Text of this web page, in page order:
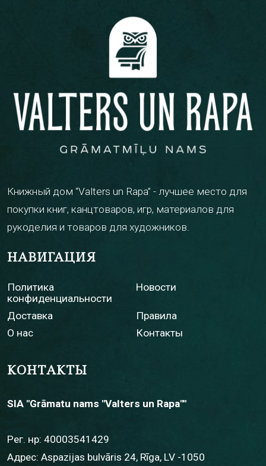
Книжный дом “Valters un Rapa” - лучшее место для
покупки книг, канцтоваров, игр, материалов для
рукоделия и товаров для художников.
НАВИГАЦИЯ
Политика
конфиденциальности
Новости
Доставка
Правила
О нас
Контакты
КОНТАКТЫ
SIA "Grāmatu nams "Valters un Rapa""
Рег. нр: 40003541429
Адрес: Aspazijas bulvāris 24, Rīga, LV -1050